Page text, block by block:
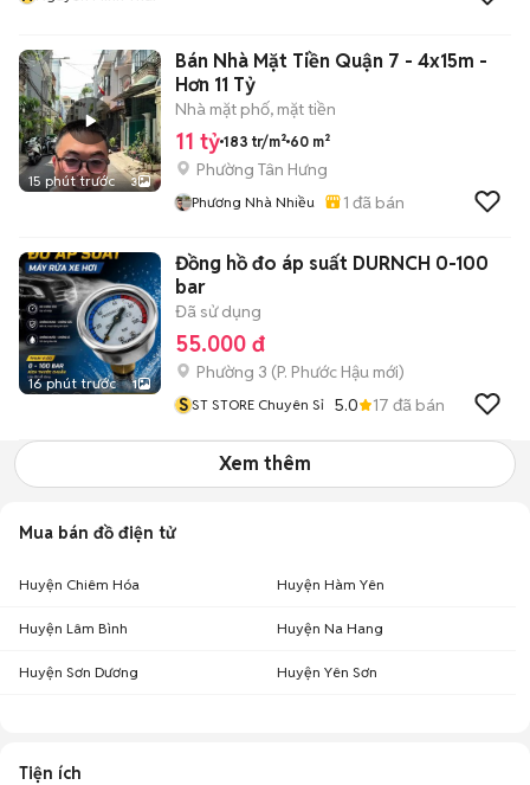
15 phút trước 3
Bán Nhà Mặt Tiền Quận 7 - 4x15m -
Hơn 11 Tỷ
Nhà mặt phố, mặt tiền
11 tỷ 183 tr/m² 60 m²
Phường Tân Hưng
Phương Nhà Nhiều 1 đã bán
16 phút trước 1
Đồng hồ đo áp suất DURNCH 0-100
bar
Đã sử dụng
55.000 đ
Phường 3 (P. Phước Hậu mới)
S ST STORE Chuyên Sỉ 5.0 17 đã bán
Xem thêm
Mua bán đồ điện tử
Huyện Chiêm Hóa Huyện Hàm Yên
Huyện Lâm Bình Huyện Na Hang
Huyện Sơn Dương Huyện Yên Sơn
Tiện ích